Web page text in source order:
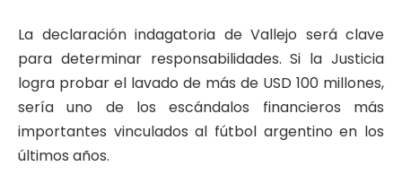
La declaración indagatoria de Vallejo será clave
para determinar responsabilidades. Si la Justicia
logra probar el lavado de más de USD 100 millones,
sería uno de los escándalos financieros más
importantes vinculados al fútbol argentino en los
últimos años.